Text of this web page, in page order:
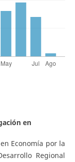
en
Economía por la
Regional